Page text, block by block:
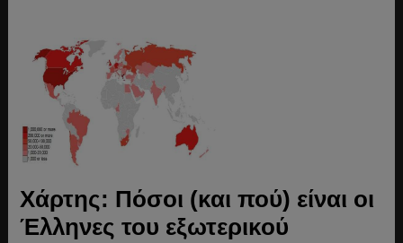
Χάρτης: Πόσοι (και πού) είναι οι
Έλληνες του εξωτερικού